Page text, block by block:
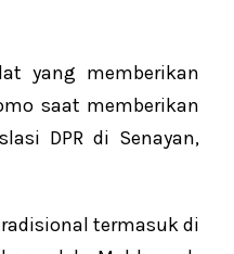
yang memberikan
saat memberikan
DPR di Senayan,
termasuk di